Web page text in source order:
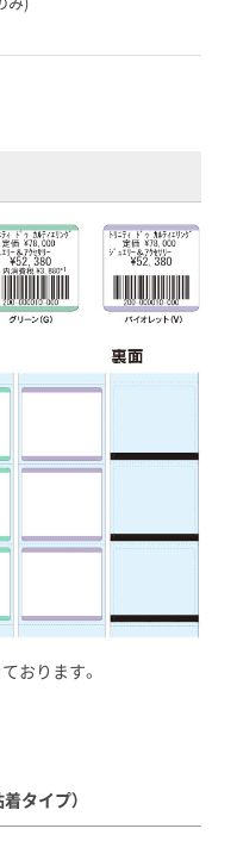
おります。
タイプ）